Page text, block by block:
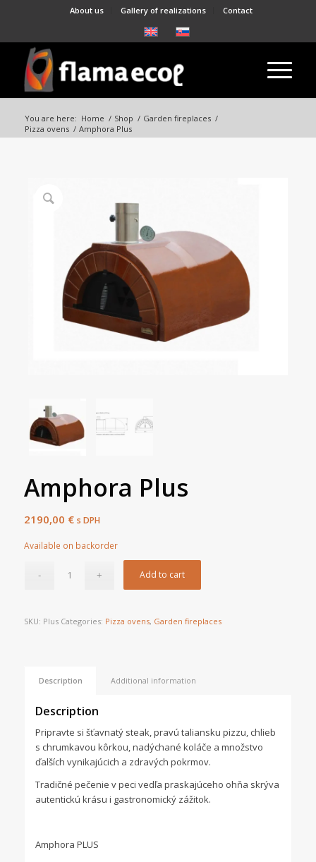
About us Gallery of realizations Contact
You are here: Home / Shop / Garden fireplaces /
Pizza ovens / Amphora Plus
Amphora Plus
2190,00 € s DPH
Available on backorder
Add to cart
SKU: Plus Categories: Pizza ovens, Garden fireplaces
Description Additional information
Description
Pripravte si šťavnatý steak, pravú taliansku pizzu, chlieb
s chrumkavou kôrkou, nadýchané koláče a množstvo
ďalších vynikajúcich a zdravých pokrmov.
Tradičné pečenie v peci vedľa praskajúceho ohňa skrýva
autentickú krásu i gastronomický zážitok.
Amphora PLUS